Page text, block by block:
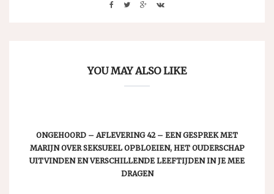
YOU MAY ALSO LIKE
ONGEHOORD – AFLEVERING 42 – EEN GESPREK MET
MARIJN OVER SEKSUEEL OPBLOEIEN, HET OUDERSCHAP
UITVINDEN EN VERSCHILLENDE LEEFTIJDEN IN JE MEE
DRAGEN